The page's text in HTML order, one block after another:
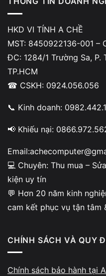
Bảng giá sửa
tham khảo
DÒNG LAPTOP / MODEL
Laptop văn phòng (Dell
Ultrabook mỏng nhẹ (Dell
Laptop gaming (ROG,
MacBook Air / MacBook Pro
Giá thực tế có thể thay
màn hình và mức độ hư
Các mức lỗi phổ biến
Lỗi cáp màn hình →
HKD VI TÍNH A CHỀ
MST: 8450922136-001 –
ĐC: 1284/1 Trường Sa, P.
TP.HCM
☎ CSKH: 0924.056.056
📞 Kinh doanh:
📢 Khiếu nại:
💻 Chuyên: Thu mua –
kiện uy tín
💬 Hơn 20 năm kinh
cam kết phục vụ tận tâm
CHÍNH SÁCH VÀ QUY
Chính sách bảo hành tại